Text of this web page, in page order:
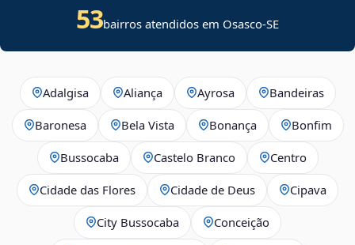
53bairros atendidos em Osasco-SE
Adalgisa Aliança Ayrosa Bandeiras
Baronesa Bela Vista Bonança Bonfim
Bussocaba Castelo Branco Centro
Cidade das Flores Cidade de Deus Cipava
City Bussocaba Conceição